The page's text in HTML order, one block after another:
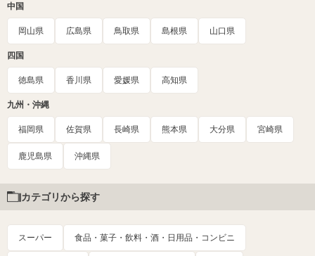
中国
岡山県 広島県 鳥取県 島根県 山口県
四国
徳島県 香川県 愛媛県 高知県
九州・沖縄
福岡県 佐賀県 長崎県 熊本県 大分県 宮崎県
鹿児島県 沖縄県
カテゴリから探す
スーパー 食品・菓子・飲料・酒・日用品・コンビニ